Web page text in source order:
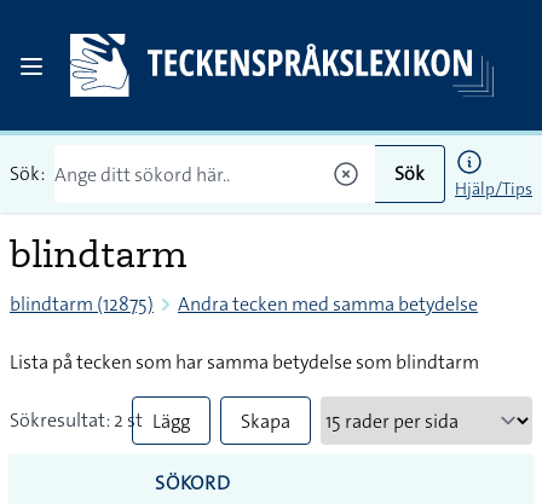
Sök: Sök
Hjälp/Tips
blindtarm
blindtarm (12875) Andra tecken med samma betydelse
Lista på tecken som har samma betydelse som blindtarm
Sökresultat: 2 st Lägg
till
Skapa
SÖKORD